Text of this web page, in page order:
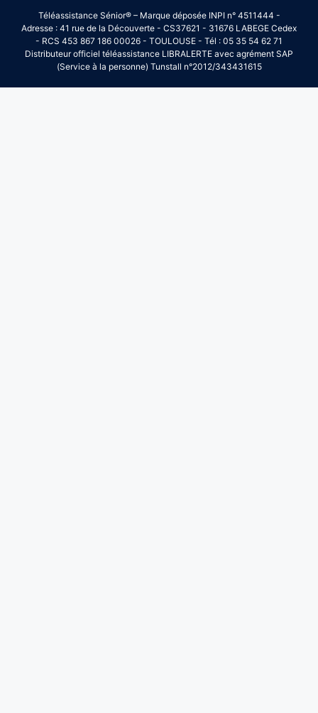
Téléassistance Sénior® – Marque déposée INPI n° 4511444 -
Adresse : 41 rue de la Découverte - CS37621 - 31676 LABEGE Cedex
- RCS 453 867 186 00026 - TOULOUSE - Tél : 05 35 54 62 71
Distributeur officiel téléassistance LIBRALERTE avec agrément SAP
(Service à la personne) Tunstall n°2012/343431615